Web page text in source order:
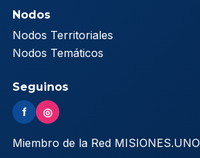
Nodos
Nodos Territoriales
Nodos Temáticos
Seguinos
f ◎
Miembro de la Red MISIONES.UNO